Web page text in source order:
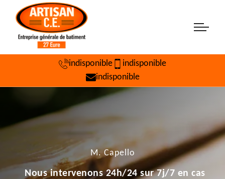
indisponible
indisponible
indisponible
M. Capello
Nous intervenons 24h/24 sur 7j/7 en cas